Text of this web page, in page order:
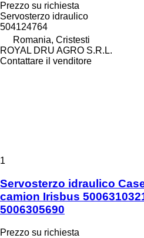
Prezzo su richiesta
Servosterzo idraulico
504124764
Romania, Cristesti
ROYAL DRU AGRO S.R.L.
Contattare il venditore
1
Servosterzo idraulico
camion Irisbus
5006305690
Prezzo su richiesta